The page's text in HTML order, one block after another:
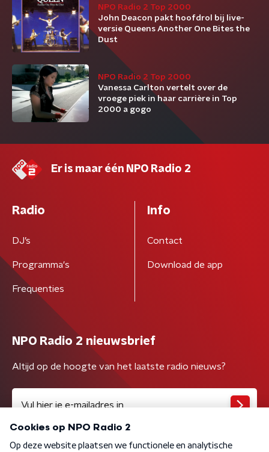
NPO Radio 2 Top 2000
John Deacon pakt hoofdrol bij live-
versie Queens Another One Bites the
Dust
NPO Radio 2 Top 2000
Vanessa Carlton vertelt over de
vroege piek in haar carrière in Top
2000 a gogo
Er is maar één NPO Radio 2
Radio
DJ’s
Programma's
Frequenties
Info
Contact
Download de app
NPO Radio 2 nieuwsbrief
Altijd op de hoogte van het laatste radio nieuws?